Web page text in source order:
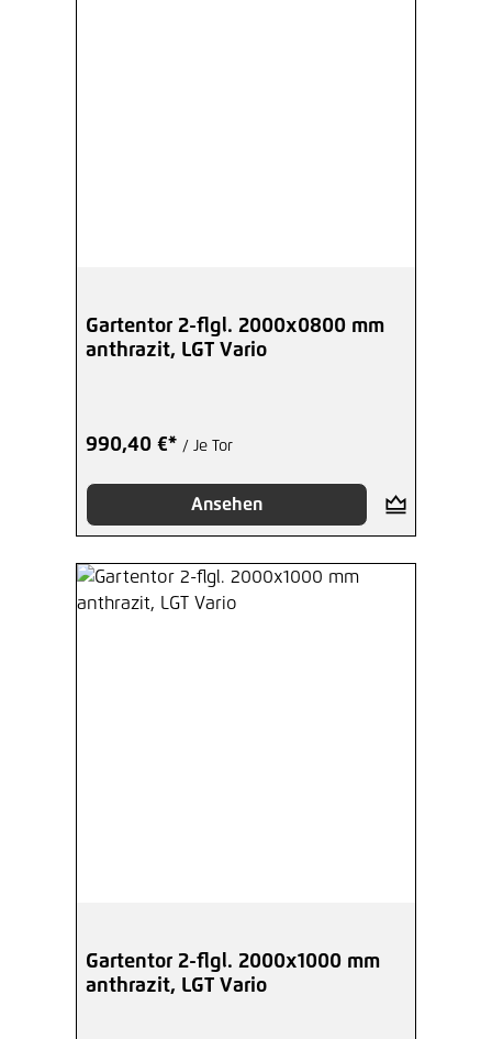
Gartentor 2-flgl. 2000x0800 mm
anthrazit, LGT Vario
990,40 €* / Je Tor
Ansehen
Gartentor 2-flgl. 2000x1000 mm
anthrazit, LGT Vario